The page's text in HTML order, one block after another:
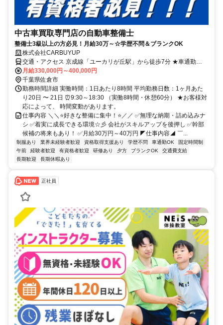
中古車買取専門店の自動車整備士
整備士3級以上の方必見！月給30万～☆学歴不問＆ブランクOK
株式会社CARBUYUP
交通・アクセス 京成線「ユーカリが丘駅」から徒歩7分 ★車通勤
OK（駐車場完備）
月給330,000円～400,000円
千葉県佐倉市
勤務時間詳細 実働時間：1日あたり8時間 平均勤務日数：1ヶ月あた
り20日 〜 21日 ⏰9:30～18:30 （実働8時間・休憩60分） ★お客様対
応によって、 時間変動があります。
仕事内容 ＼＼⭐好きな整備に集中！⭐／／ ✅無理な納期・詰め込みナ
シ ✅着実に成長できる環境☆彡 会社がスキルアップを後押し ✅幹部
候補の将来もあり！ ✅月給30万円～40万円 ◤仕事内容◢ ￣...
制服あり 業界未経験者歓迎 資格取得支援あり 学歴不問 車通勤OK
固定時間制
午前
経験者歓迎 有資格者歓迎 研修あり 夕方 ブランクOK
交通費支給
長期歓迎
長期休暇あり
正社員